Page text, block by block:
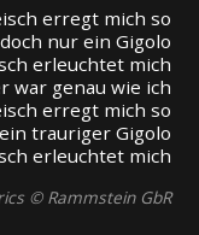
erregt mich so
nur ein Gigolo
erleuchtet mich
war genau wie ich
erregt mich so
trauriger Gigolo
erleuchtet mich
© Rammstein GbR